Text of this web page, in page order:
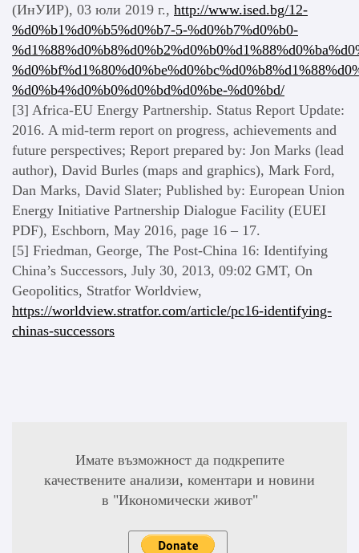
(ИнУИР), 03 юли 2019 г., http://www.ised.bg/12-
%d0%b1%d0%b5%d0%b7-5-%d0%b7%d0%b0-
%d0%b4%d0%b0%d0%bd%d0%be-%d0%bd/
[3] Africa-EU Energy Partnership. Status Report Update:
2016. A mid-term report on progress, achievements and
future perspectives; Report prepared by: Jon Marks (lead
author), David Burles (maps and graphics), Mark Ford,
Dan Marks, David Slater; Published by: European Union
Energy Initiative Partnership Dialogue Facility (EUEI
PDF), Eschborn, May 2016, page 16 – 17.
[5] Friedman, George, The Post-China 16: Identifying
China’s Successors, July 30, 2013, 09:02 GMT, On
Geopolitics, Stratfor Worldview,
https://worldview.stratfor.com/article/pc16-identifying-
chinas-successors
Имате възможност да подкрепите
качествените анализи, коментари и новини
в "Икономически живот"